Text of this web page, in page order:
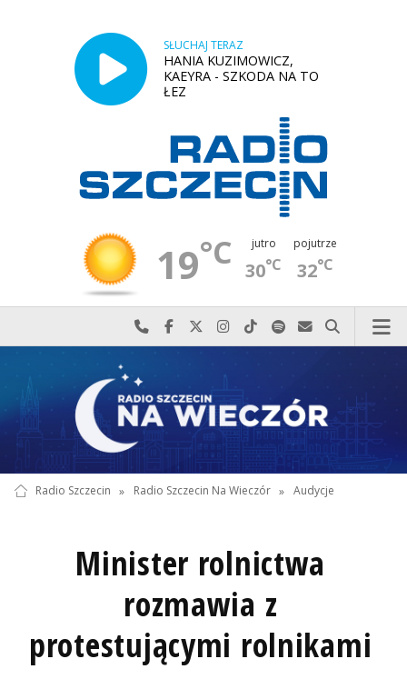
SŁUCHAJ TERAZ
HANIA KUZIMOWICZ,
KAEYRA - SZKODA NA TO
ŁEZ
19°C jutro
30°C
pojutrze
32°C
Najlepiej po prostu do nas zadzwoń
Odwiedź nas na Facebook-u
Odwiedź nas na X
Odwiedź nas na Instagram-ie
Odwiedź nas na TikTok-u
Szukaj nas na Spotify
Wyślij do nas
Szukaj
Radio Szczecin » Radio Szczecin Na Wieczór » Audycje
Minister rolnictwa
rozmawia z
protestującymi rolnikami